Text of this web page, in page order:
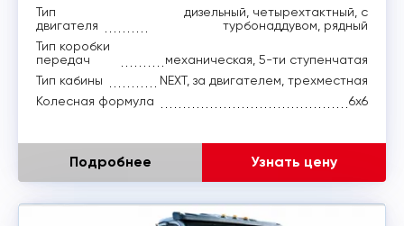
Тип
двигателя
дизельный, четырехтактный, с
турбонаддувом, рядный
Тип коробки
передач
механическая, 5-ти ступенчатая
Тип кабины
NEXT, за двигателем, трехместная
Колесная формула
6x6
Подробнее Узнать цену